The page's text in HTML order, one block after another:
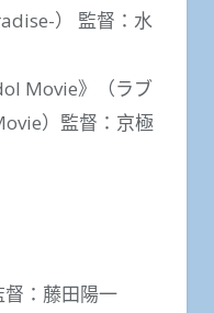
） 監督：水
Movie》（ラブ
）監督：京極
督：藤田陽一